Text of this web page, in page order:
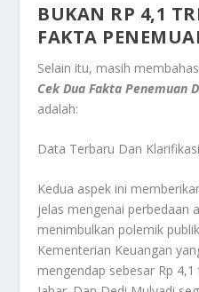
BUKAN RP 4,1
FAKTA
Selain itu, masih
Cek Dua Fakta Penemuan
adalah:
Data Terbaru Dan Klarifikasi
Kedua aspek ini
jelas mengenai perbedaan
menimbulkan polemik
Kementerian Keuangan
mengendap sebesar Rp